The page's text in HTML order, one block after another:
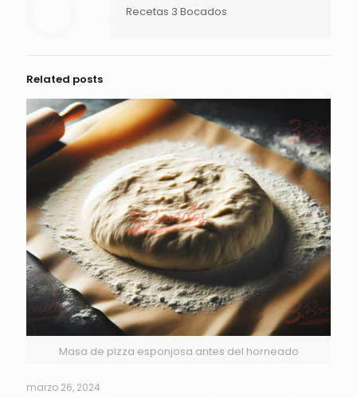
Recetas 3 Bocados
Related posts
Masa de pizza esponjosa antes del horneado
marzo 26, 2024